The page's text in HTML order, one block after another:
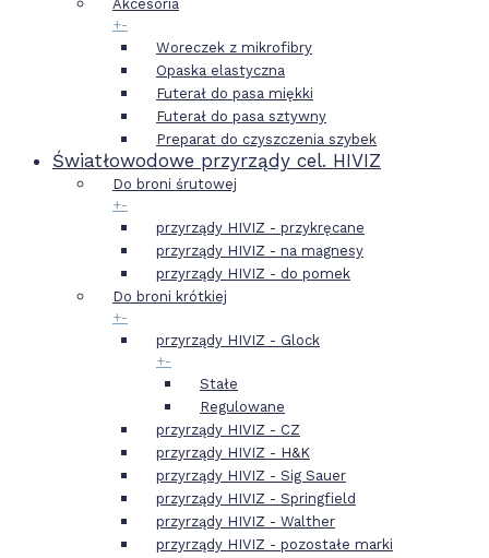
Akcesoria
+-
Woreczek z mikrofibry
Opaska elastyczna
Futerał do pasa miękki
Futerał do pasa sztywny
Preparat do czyszczenia szybek
Światłowodowe przyrządy cel. HIVIZ
Do broni śrutowej
+-
przyrządy HIVIZ - przykręcane
przyrządy HIVIZ - na magnesy
przyrządy HIVIZ - do pomek
Do broni krótkiej
+-
przyrządy HIVIZ - Glock
+-
Stałe
Regulowane
przyrządy HIVIZ - CZ
przyrządy HIVIZ - H&K
przyrządy HIVIZ - Sig Sauer
przyrządy HIVIZ - Springfield
przyrządy HIVIZ - Walther
przyrządy HIVIZ - pozostałe marki